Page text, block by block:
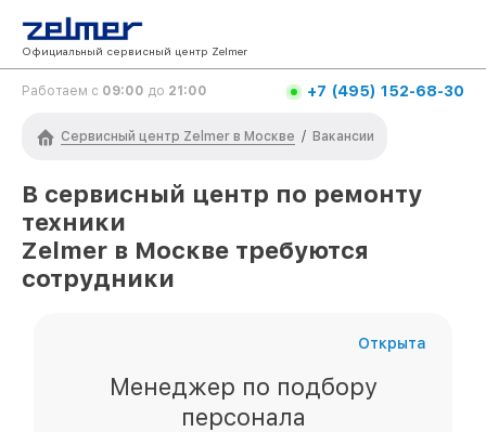
Официальный сервисный центр Zelmer
Работаем с 09:00 до 21:00 +7 (495) 152-68-30
Сервисный центр Zelmer в Москве / Вакансии
В сервисный центр по ремонту
техники
Zelmer в Москве требуются
сотрудники
Открыта
Менеджер по подбору
персонала